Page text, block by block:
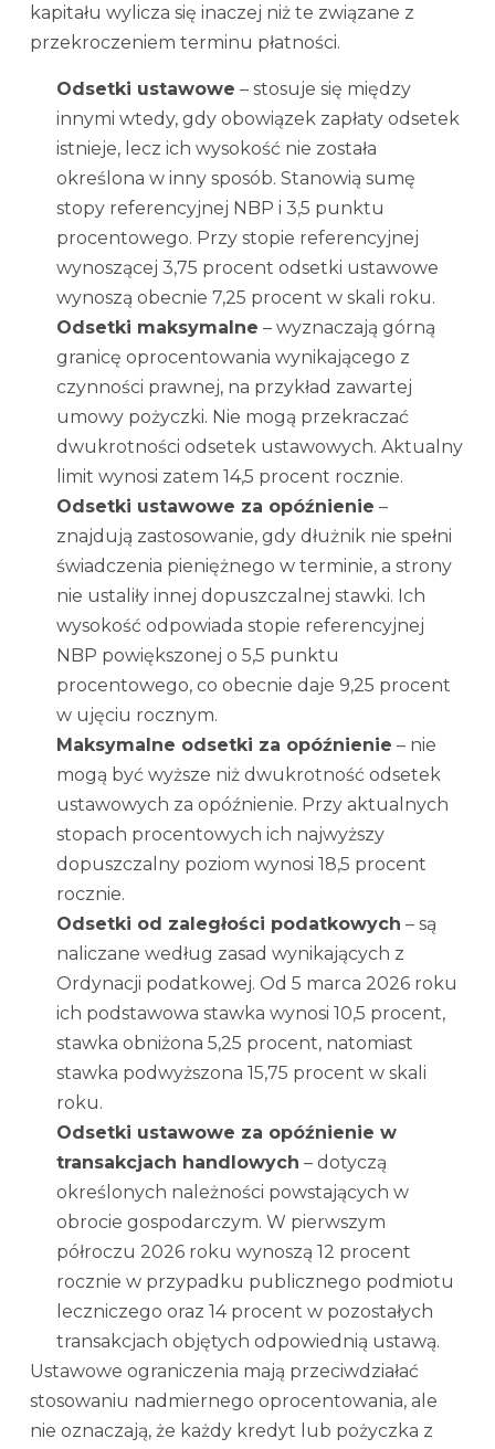
kapitału wylicza się inaczej niż te związane z
przekroczeniem terminu płatności.
Odsetki ustawowe – stosuje się między
innymi wtedy, gdy obowiązek zapłaty odsetek
istnieje, lecz ich wysokość nie została
określona w inny sposób. Stanowią sumę
stopy referencyjnej NBP i 3,5 punktu
procentowego. Przy stopie referencyjnej
wynoszącej 3,75 procent odsetki ustawowe
wynoszą obecnie 7,25 procent w skali roku.
Odsetki maksymalne – wyznaczają górną
granicę oprocentowania wynikającego z
czynności prawnej, na przykład zawartej
umowy pożyczki. Nie mogą przekraczać
dwukrotności odsetek ustawowych. Aktualny
limit wynosi zatem 14,5 procent rocznie.
Odsetki ustawowe za opóźnienie –
znajdują zastosowanie, gdy dłużnik nie spełni
świadczenia pieniężnego w terminie, a strony
nie ustaliły innej dopuszczalnej stawki. Ich
wysokość odpowiada stopie referencyjnej
NBP powiększonej o 5,5 punktu
procentowego, co obecnie daje 9,25 procent
w ujęciu rocznym.
Maksymalne odsetki za opóźnienie – nie
mogą być wyższe niż dwukrotność odsetek
ustawowych za opóźnienie. Przy aktualnych
stopach procentowych ich najwyższy
dopuszczalny poziom wynosi 18,5 procent
rocznie.
Odsetki od zaległości podatkowych – są
naliczane według zasad wynikających z
Ordynacji podatkowej. Od 5 marca 2026 roku
ich podstawowa stawka wynosi 10,5 procent,
stawka obniżona 5,25 procent, natomiast
stawka podwyższona 15,75 procent w skali
roku.
Odsetki ustawowe za opóźnienie w
transakcjach handlowych – dotyczą
określonych należności powstających w
obrocie gospodarczym. W pierwszym
półroczu 2026 roku wynoszą 12 procent
rocznie w przypadku publicznego podmiotu
leczniczego oraz 14 procent w pozostałych
transakcjach objętych odpowiednią ustawą.
Ustawowe ograniczenia mają przeciwdziałać
stosowaniu nadmiernego oprocentowania, ale
nie oznaczają, że każdy kredyt lub pożyczka z